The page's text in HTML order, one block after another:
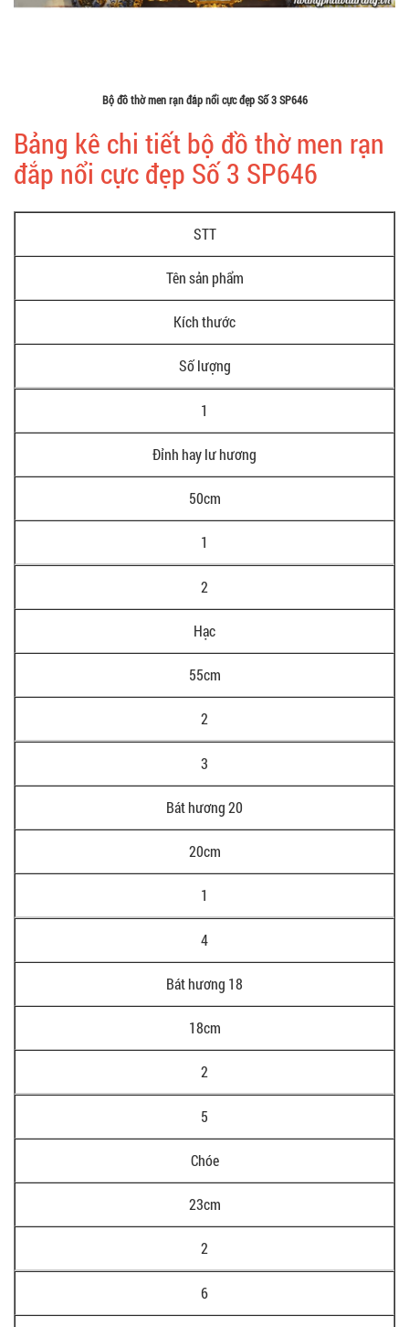
Bộ đồ thờ men rạn đắp nổi cực đẹp Số 3 SP646
Bảng kê chi tiết bộ đồ thờ men rạn
đắp nổi cực đẹp Số 3 SP646
STT
Tên sản phẩm
Kích thước
Số lượng
1
Đỉnh hay lư hương
50cm
1
2
Hạc
55cm
2
3
Bát hương 20
20cm
1
4
Bát hương 18
18cm
2
5
Chóe
23cm
2
6